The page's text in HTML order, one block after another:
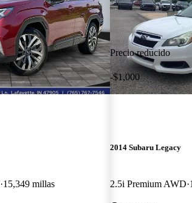
15,349 millas
Precio reducido
-$1,000
2014 Subaru Legacy
2.5i Premium AWD